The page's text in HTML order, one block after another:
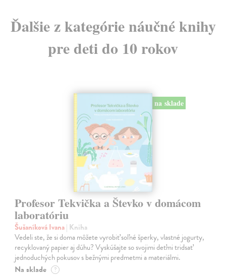
Ďalšie z kategórie náučné knihy
pre deti do 10 rokov
na sklade
Profesor Tekvička a Števko v domácom
laboratóriu
Šušaníková Ivana| Kniha
Vedeli ste, že si doma môžete vyrobiť soľné šperky, vlastné jogurty,
recyklovaný papier aj dúhu? Vyskúšajte so svojimi deťmi tridsať
jednoduchých pokusov s bežnými predmetmi a materiálmi.
Na sklade ?